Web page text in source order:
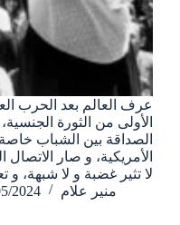
عرف العالم بعد الحرب
الأولى من الثورة
الصداقة بين الشباب
الأمريكية، و صار
لا تثير غضبة و لا شبهة،
منير علام
2024